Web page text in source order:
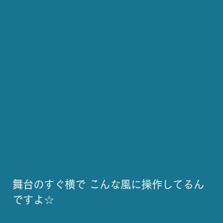
舞台のすぐ横で こんな風に操作してるん
ですよ☆